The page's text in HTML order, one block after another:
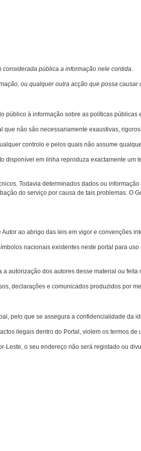
pública a informação nele contida.
ou qualquer outra acção que possa
público à informação sobre as políticas
não são necessariamente exaustivas,
controlo e pelos quais não assume
disponível em linha reproduza exactamente
Todavia determinados dados ou
do serviço por causa de tais problemas.
ao abrigo das leis em vigor e convenções
nacionais existentes neste portal para
autorização dos autores desse material ou
declarações e comunicados produzidos por
pelo que se assegura a confidencialidade da
ilegais dentro do Portal, violem os termos
o seu endereço não será registado ou